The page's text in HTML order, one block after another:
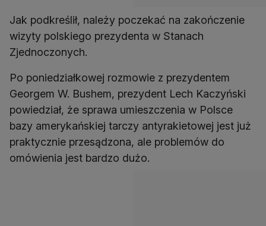
Jak podkreślił, należy poczekać na zakończenie
wizyty polskiego prezydenta w Stanach
Zjednoczonych.
Po poniedziałkowej rozmowie z prezydentem
Georgem W. Bushem, prezydent Lech Kaczyński
powiedział, że sprawa umieszczenia w Polsce
bazy amerykańskiej tarczy antyrakietowej jest już
praktycznie przesądzona, ale problemów do
omówienia jest bardzo dużo.